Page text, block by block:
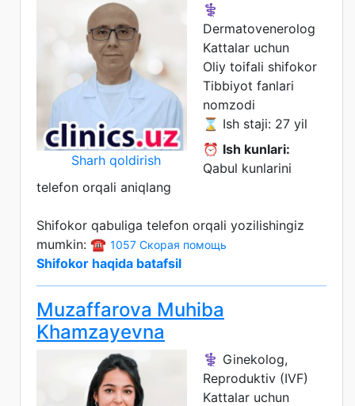
Sharh qoldirish
⚕️
Dermatovenerolog
Kattalar uchun
Oliy toifali shifokor
Tibbiyot fanlari
nomzodi
⌛ Ish staji: 27 yil
⏰ Ish kunlari:
Qabul kunlarini
telefon orqali aniqlang
Shifokor qabuliga telefon orqali yozilishingiz
mumkin: ☎️ 1057 Скорая помощь
Shifokor haqida batafsil
Muzaffarova Muhiba
Khamzayevna
⚕️ Ginekolog,
Reproduktiv (IVF)
Kattalar uchun